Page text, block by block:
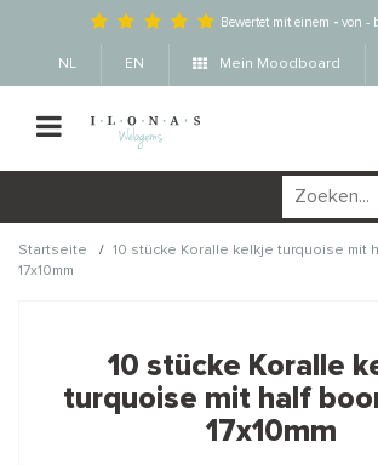
Bewertet mit einem - von -
NL EN Mein Moodboard
Startseite / 10 stücke Koralle kelkje turquoise mit
17x10mm
producten ook
voor je?
10 stücke Koralle
turquoise mit half
17x10mm